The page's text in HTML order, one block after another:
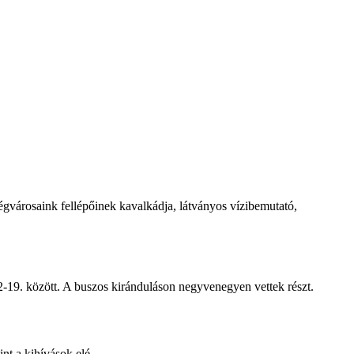
fellépőinek kavalkádja, látványos vízibemutató,
között. A buszos kiránduláson negyvenegyen vettek részt.